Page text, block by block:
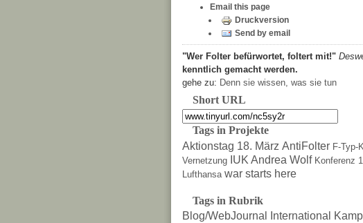
Email this page
Druckversion
Send by email
"Wer Folter befürwortet, foltert mit!"
kenntlich gemacht werden.
gehe zu: Denn sie wissen, was sie tun
Short URL
Tags in Projekte
Aktionstag 18. März AntiFolter F-Typ-
Vernetzung IUK Andrea Wolf Konferenz
Lufthansa war starts here
Tags in Rubrik
Blog/WebJournal International